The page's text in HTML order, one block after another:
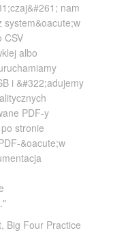
nam
system&oacute;w
CSV
albo
i &#322;adujemy
PDF-y
stronie
&oacute;w
Big Four Practice